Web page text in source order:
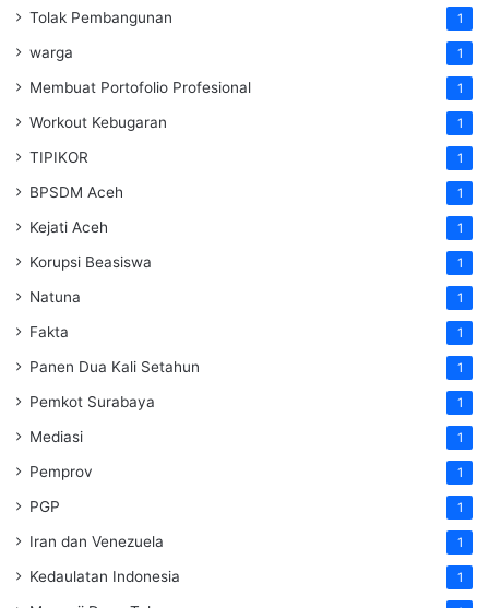
Tolak Pembangunan 1
warga 1
Membuat Portofolio Profesional 1
Workout Kebugaran 1
TIPIKOR 1
BPSDM Aceh 1
Kejati Aceh 1
Korupsi Beasiswa 1
Natuna 1
Fakta 1
Panen Dua Kali Setahun 1
Pemkot Surabaya 1
Mediasi 1
Pemprov 1
PGP 1
Iran dan Venezuela 1
Kedaulatan Indonesia 1